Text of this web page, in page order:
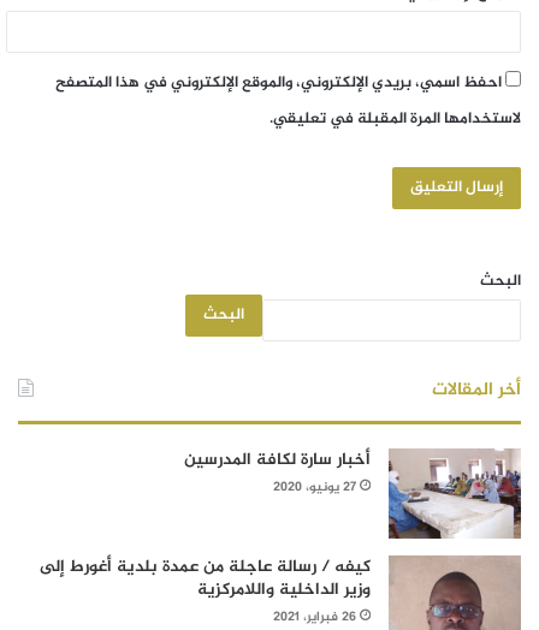
احفظ اسمي، بريدي الإلكتروني، والموقع الإلكتروني في هذا المتصفح
لاستخدامها المرة المقبلة في تعليقي.
البحث
البحث
أخر المقالات
أخبار سارة لكافة المدرسين
27 يونيو، 2020
كيفه / رسالة عاجلة من عمدة بلدية أغورط إلى
وزير الداخلية واللامركزية
26 فبراير، 2021